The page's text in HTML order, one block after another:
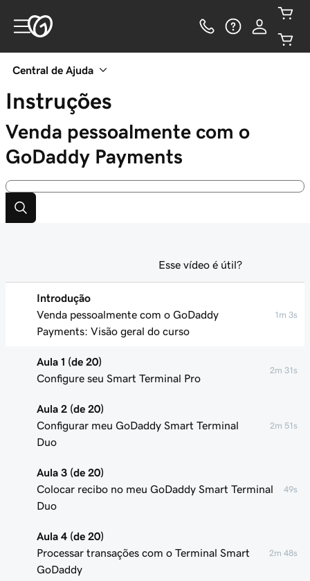
Central de Ajuda
Instruções
Venda pessoalmente com o
GoDaddy Payments
Introdução
Venda pessoalmente com o GoDaddy
Payments: Visão geral do curso
1m 3s
Aula 1 (de 20)
Configure seu Smart Terminal Pro
2m 31s
Aula 2 (de 20)
Configurar meu GoDaddy Smart Terminal
Duo
2m 51s
Aula 3 (de 20)
Colocar recibo no meu GoDaddy Smart Terminal
Duo
49s
Aula 4 (de 20)
Processar transações com o Terminal Smart
GoDaddy
2m 48s
Esse vídeo é útil?